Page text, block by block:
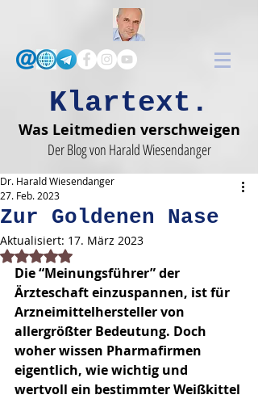
Klartext.
Was Leitmedien verschweigen
Der Blog von Harald Wiesendanger
Zur Goldenen Nase
Dr. Harald Wiesendanger
27. Feb. 2023
Aktualisiert: 17. März 2023
Mit NaN von 5 Sternen bewertet.
Die “Meinungsführer” der
Ärzteschaft einzuspannen, ist für
Arzneimittelhersteller von
allergrößter Bedeutung. Doch
woher wissen Pharmafirmen
eigentlich, wie wichtig und
wertvoll ein bestimmter Weißkittel